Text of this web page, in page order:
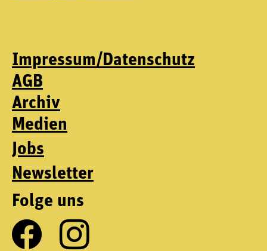
Impressum/Datenschutz
AGB
Archiv
Medien
Jobs
Newsletter
Folge uns